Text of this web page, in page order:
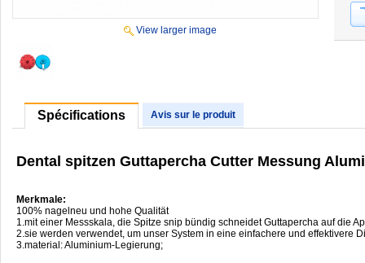
View larger image
Spécifications Avis sur le produit
Dental spitzen Guttapercha Cutter Messung
Merkmale:
100% nagelneu und hohe Qualität
1.mit einer Messskala, die Spitze snip bündig schneidet Guttapercha auf die
2.sie werden verwendet, um unser System in eine einfachere und effektivere
3.material: Aluminium-Legierung;